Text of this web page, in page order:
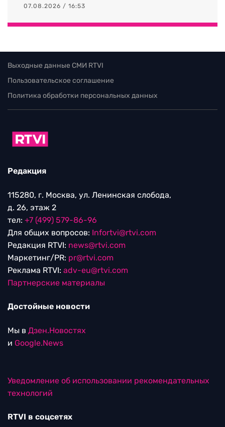
07.08.2026 / 16:53
Выходные данные СМИ RTVI
Пользовательское соглашение
Политика обработки персональных данных
Редакция
115280, г. Москва, ул. Ленинская слобода,
д. 26, этаж 2
тел: +7 (499) 579-86-96
Для общих вопросов: Infortvi@rtvi.com
Редакция RTVI: news@rtvi.com
Маркетинг/PR: pr@rtvi.com
Реклама RTVI: adv-eu@rtvi.com
Партнерские материалы
Достойные новости
Мы в Дзен.Новостях
и Google.News
Уведомление об использовании рекомендательных
технологий
RTVI в соцсетях